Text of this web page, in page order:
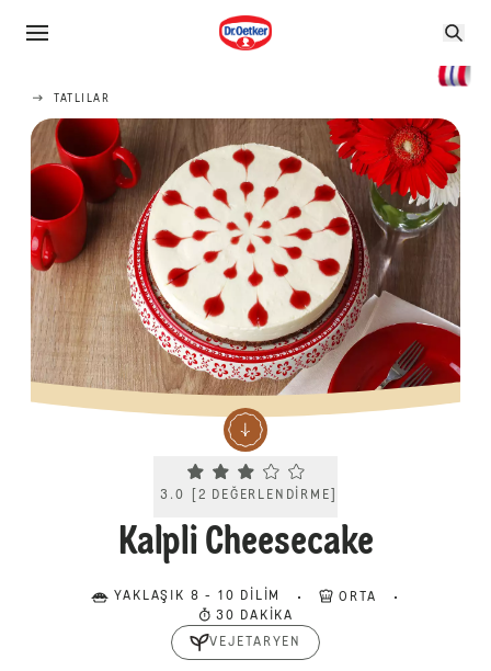
TATLILAR
Current rating 3.0. Click to rate.
3.0 2 DEĞERLENDIRME
Kalpli Cheesecake
YAKLAŞIK 8 - 10 DILIM
ORTA
30 DAKIKA
VEJETARYEN